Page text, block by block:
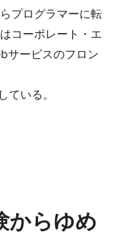
プログラマーに転
コーポレート・エ
サービスのフロン
いる。
からゆめ